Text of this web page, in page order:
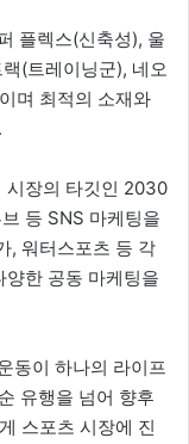
플렉스(신축성), 울
(트레이닝군), 네오
며 최적의 소재와
시장의 타깃인 2030
등 SNS 마케팅을
, 워터스포츠 등 각
한 공동 마케팅을
동이 하나의 라이프
유행을 넘어 향후
스포츠 시장에 진